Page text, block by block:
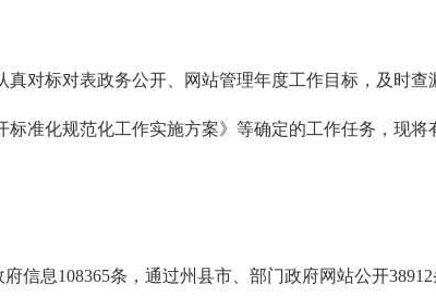
真对标对表政务公开、网站管理年度工作目标，及时
准化规范化工作实施方案》等确定的工作任务，现将
信息108365条，通过州县市、部门政府网站公开